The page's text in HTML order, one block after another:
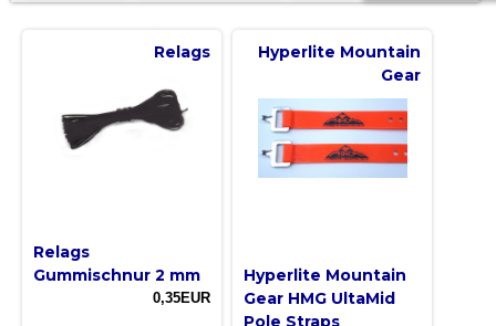
Relags
Relags
Gummischnur 2 mm
0,35EUR
Hyperlite Mountain
Gear
Hyperlite Mountain
Gear HMG UltaMid
Pole Straps